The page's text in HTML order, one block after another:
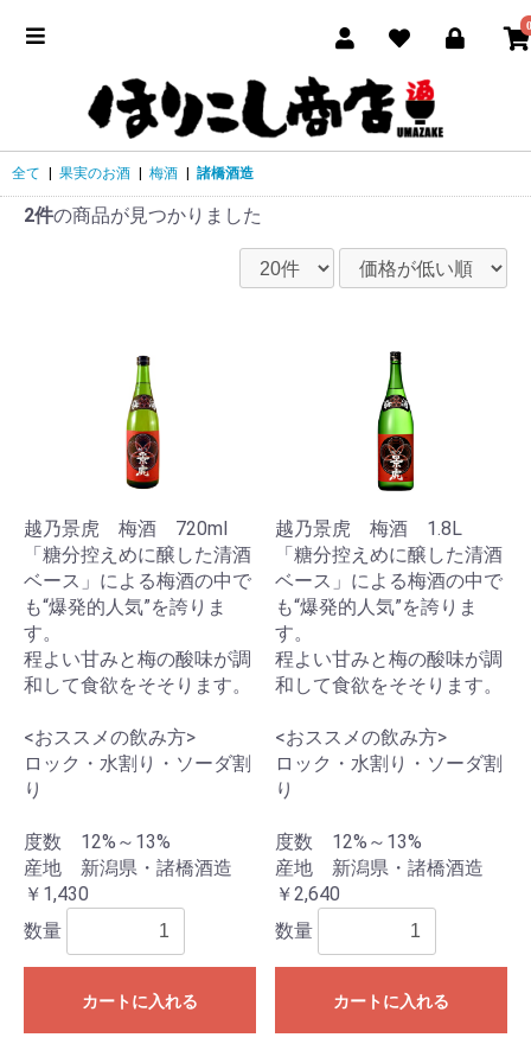
0
全て 果実のお酒 梅酒 諸橋酒造
2件の商品が見つかりました
越乃景虎 梅酒 720ml
「糖分控えめに醸した清酒
ベース」による梅酒の中で
も“爆発的人気”を誇りま
す。
程よい甘みと梅の酸味が調
和して食欲をそそります。
<おススメの飲み方>
ロック・水割り・ソーダ割
り
度数 12%～13%
産地 新潟県・諸橋酒造
￥1,430
数量
カートに入れる
越乃景虎 梅酒 1.8L
「糖分控えめに醸した清酒
ベース」による梅酒の中で
も“爆発的人気”を誇りま
す。
程よい甘みと梅の酸味が調
和して食欲をそそります。
<おススメの飲み方>
ロック・水割り・ソーダ割
り
度数 12%～13%
産地 新潟県・諸橋酒造
￥2,640
数量
カートに入れる